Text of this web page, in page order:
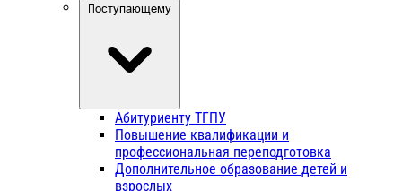
Поступающему
Абитуриенту ТГПУ
Повышение квалификации и
профессиональная переподготовка
Дополнительное образование детей и
взрослых